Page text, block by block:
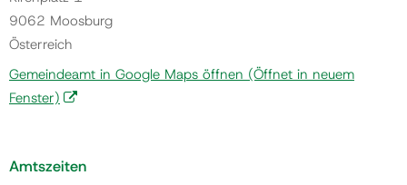
9062 Moosburg
Österreich
Gemeindeamt in Google Maps öffnen (Öffnet in neuem
Fenster)
Amtszeiten